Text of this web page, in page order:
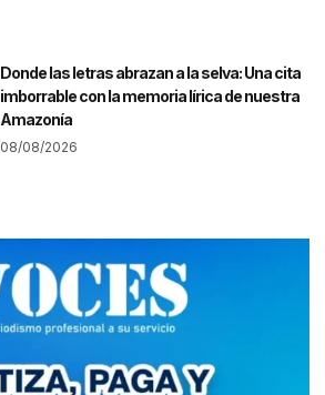
Donde las letras abrazan a la selva: Una cita
imborrable con la memoria lírica de nuestra
Amazonía
08/08/2026